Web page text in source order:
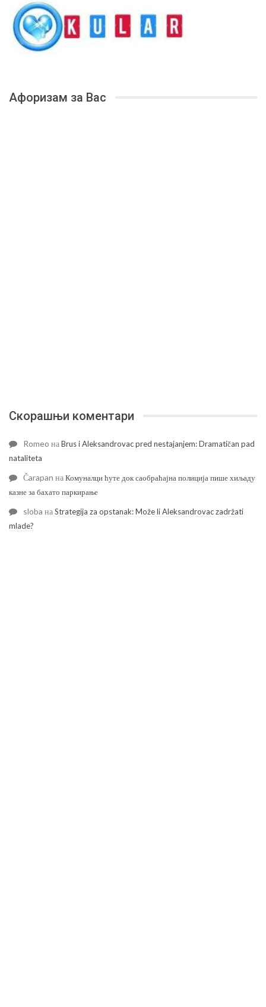
Афоризам за Вас
Скорашњи коментари
Romeo наBrus i Aleksandrovac pred nestajanjem: Dramatičan pad
nataliteta
Čarapan наКомуналци ћуте док саобраћајна полиција пише хиљаду
казне за бахато паркирање
sloba наStrategija za opstanak: Može li Aleksandrovac zadržati
mlade?